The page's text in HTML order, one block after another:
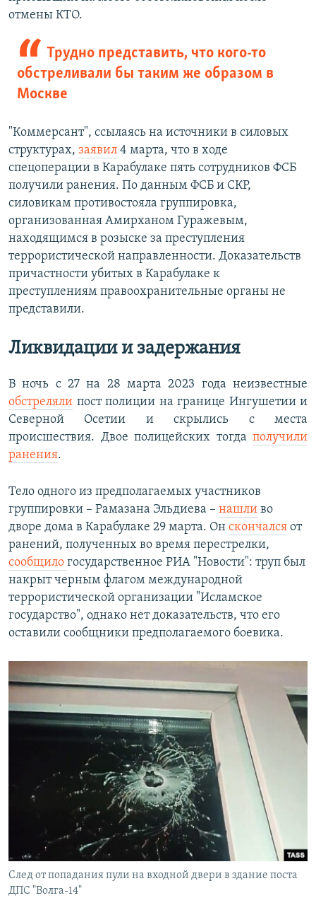
отмены КТО.
Трудно представить, что кого-то
обстреливали бы таким же образом в
Москве
"Коммерсант", ссылаясь на источники в силовых
структурах, заявил 4 марта, что в ходе
спецоперации в Карабулаке пять сотрудников ФСБ
получили ранения. По данным ФСБ и СКР,
силовикам противостояла группировка,
организованная Амирханом Гуражевым,
находящимся в розыске за преступления
террористической направленности. Доказательств
причастности убитых в Карабулаке к
преступлениям правоохранительные органы не
представили.
Ликвидации и задержания
В ночь с 27 на 28 марта 2023 года неизвестные
обстреляли пост полиции на границе Ингушетии и
Северной Осетии и скрылись с места
происшествия. Двое полицейских тогда получили
ранения.
Тело одного из предполагаемых участников
группировки – Рамазана Эльдиева – нашли во
дворе дома в Карабулаке 29 марта. Он скончался от
ранений, полученных во время перестрелки,
сообщило государственное РИА "Новости": труп был
накрыт черным флагом международной
террористической организации "Исламское
государство", однако нет доказательств, что его
оставили сообщники предполагаемого боевика.
След от попадания пули на входной двери в здание поста
ДПС "Волга-14"